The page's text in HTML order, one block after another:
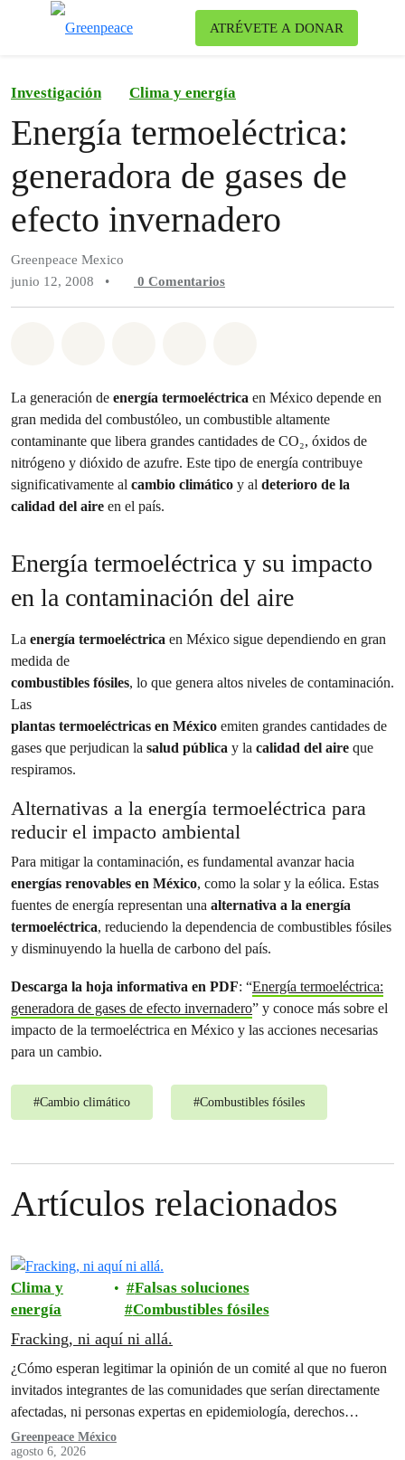
ATRÉVETE A DONAR
Investigación Clima y energía
Energía termoeléctrica:
generadora de gases de
efecto invernadero
Greenpeace Mexico
junio 12, 2008
• 0 Comentarios
La generación de energía termoeléctrica en México depende en
gran medida del combustóleo, un combustible altamente
contaminante que libera grandes cantidades de CO₂, óxidos de
nitrógeno y dióxido de azufre. Este tipo de energía contribuye
significativamente al cambio climático y al deterioro de la
calidad del aire en el país.
Energía termoeléctrica y su impacto
en la contaminación del aire
La energía termoeléctrica en México sigue dependiendo en gran
medida de
combustibles fósiles, lo que genera altos niveles de contaminación.
Las
plantas termoeléctricas en México emiten grandes cantidades de
gases que perjudican la salud pública y la calidad del aire que
respiramos.
Alternativas a la energía termoeléctrica para
reducir el impacto ambiental
Para mitigar la contaminación, es fundamental avanzar hacia
energías renovables en México, como la solar y la eólica. Estas
fuentes de energía representan una alternativa a la energía
termoeléctrica, reduciendo la dependencia de combustibles fósiles
y disminuyendo la huella de carbono del país.
Descarga la hoja informativa en PDF: “Energía termoeléctrica:
generadora de gases de efecto invernadero” y conoce más sobre el
impacto de la termoeléctrica en México y las acciones necesarias
para un cambio.
#Cambio climático #Combustibles fósiles
Artículos relacionados
Clima y
energía
Falsas soluciones
Combustibles fósiles
Fracking, ni aquí ni allá.
¿Cómo esperan legitimar la opinión de un comité al que no fueron
invitados integrantes de las comunidades que serían directamente
afectadas, ni personas expertas en epidemiología, derechos
humanos y territorios indígenas?
Greenpeace México
agosto 6, 2026